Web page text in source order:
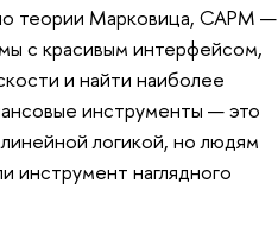
теории Марковица, CAPM —
с красивым интерфейсом,
и найти наиболее
инструменты — это
логикой, но людям
инструмент наглядного